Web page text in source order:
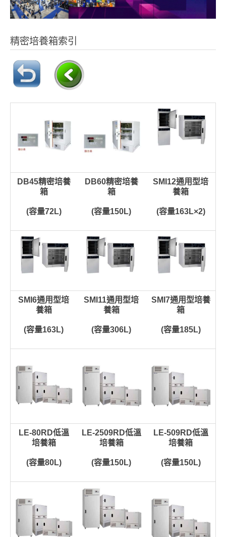
精密培養箱索引
DB45精密培養
箱
(容量72L)
DB60精密培養
箱
(容量150L)
SMI12通用型培
養箱
(容量163L×2)
SMI6通用型培
養箱
(容量163L)
SMI11通用型培
養箱
(容量306L)
SMI7通用型培養
箱
(容量185L)
LE-80RD低溫
培養箱
(容量80L)
LE-2509RD低溫
培養箱
(容量150L)
LE-509RD低溫
培養箱
(容量150L)